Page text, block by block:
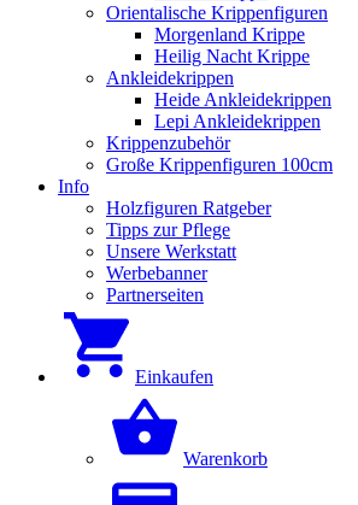
Orientalische Krippenfiguren
Morgenland Krippe
Heilig Nacht Krippe
Ankleidekrippen
Heide Ankleidekrippen
Lepi Ankleidekrippen
Krippenzubehör
Große Krippenfiguren 100cm
Info
Holzfiguren Ratgeber
Tipps zur Pflege
Unsere Werkstatt
Werbebanner
Partnerseiten
Einkaufen
Warenkorb